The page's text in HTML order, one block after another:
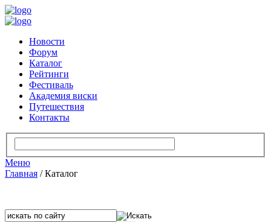
Новости
Форум
Каталог
Рейтинги
Фестиваль
Академия виски
Путешествия
Контакты
Меню
Главная /Каталог